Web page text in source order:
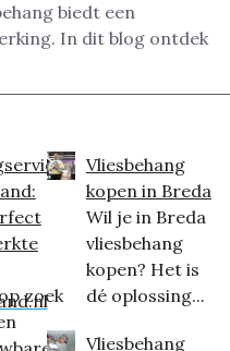
biedt een
In dit blog ontdek
zoek
Vliesbehang
kopen in Breda
Wil je in Breda
vliesbehang
kopen? Het is
dé oplossing...
Vliesbehang